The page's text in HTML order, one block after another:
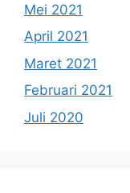
Mei 2021
April 2021
Maret 2021
Februari 2021
Juli 2020